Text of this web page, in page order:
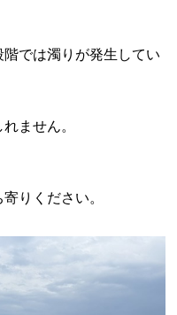
では濁りが発生してい
ません。
りください。